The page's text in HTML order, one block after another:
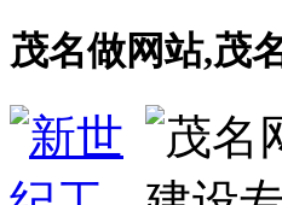
茂名做网站,茂